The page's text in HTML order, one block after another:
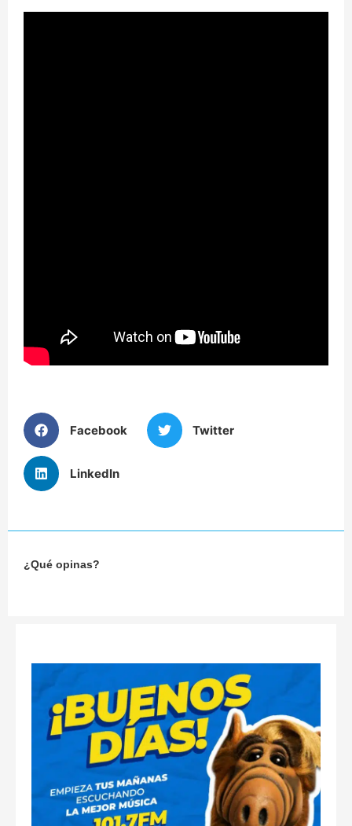
Facebook Twitter
LinkedIn
¿Qué opinas?